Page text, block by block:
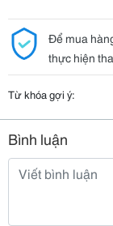
Để mua
thực hiện
Từ khóa gợi ý:
Bình luận